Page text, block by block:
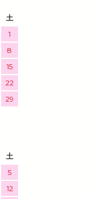
土
1
8
15
22
29
土
5
12